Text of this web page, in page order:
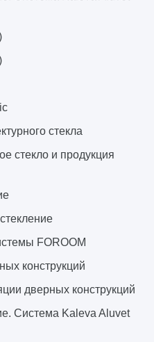
стекла
стекло и продукция
FOROOM
конструкций
дверных конструкций
Система Kaleva Aluvet